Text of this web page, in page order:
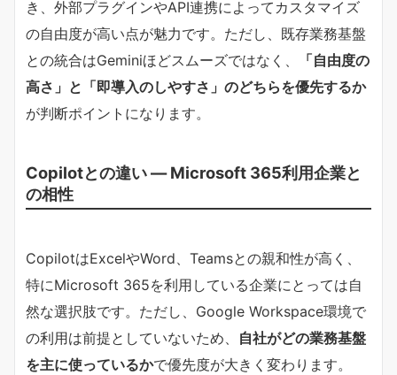
き、外部プラグインやAPI連携によってカスタマイズ
の自由度が高い点が魅力です。ただし、既存業務基盤
との統合はGeminiほどスムーズではなく、
「自由度の
高さ」と「即導入のしやすさ」のどちらを優先するか
が判断ポイントになります。
Copilotとの違い ― Microsoft 365利用企業と
の相性
CopilotはExcelやWord、Teamsとの親和性が高く、
特にMicrosoft 365を利用している企業にとっては自
然な選択肢です。ただし、Google Workspace環境で
の利用は前提としていないため、 自社がどの業務基盤
を主に使っているかで優先度が大きく変わります。